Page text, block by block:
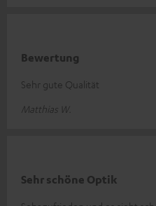
Bewertung
Sehr gute Qualität
Matthias W.
Sehr schöne Optik